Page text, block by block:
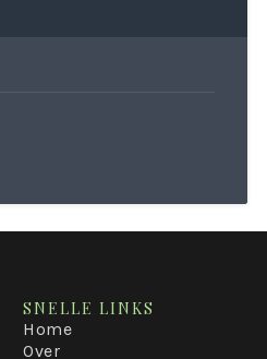
SNELLE LINKS
Home
Over